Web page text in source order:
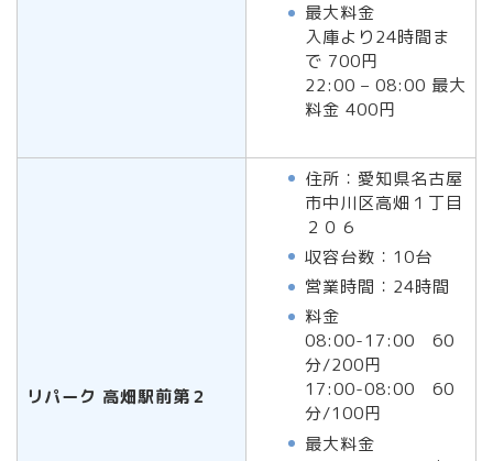
最大料金
入庫より24時間ま
で 700円
22:00 – 08:00 最大
料金 400円
リパーク 高畑駅前第２
住所：愛知県名古屋
市中川区高畑１丁目
２０６
収容台数：10台
営業時間：24時間
料金
08:00-17:00 60
分/200円
17:00-08:00 60
分/100円
最大料金